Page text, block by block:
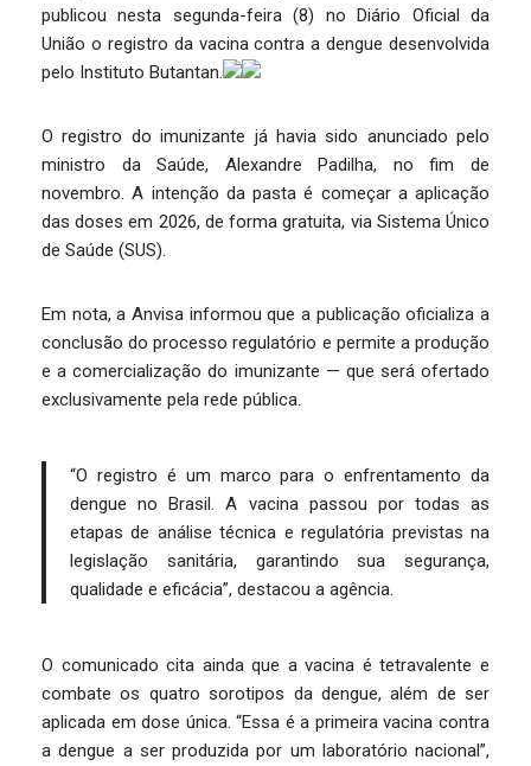
publicou nesta segunda-feira (8) no Diário Oficial da
União o registro da vacina contra a dengue desenvolvida
pelo Instituto Butantan.
O registro do imunizante já havia sido anunciado pelo
ministro da Saúde, Alexandre Padilha, no fim de
novembro. A intenção da pasta é começar a aplicação
das doses em 2026, de forma gratuita, via Sistema Único
de Saúde (SUS).
Em nota, a Anvisa informou que a publicação oficializa a
conclusão do processo regulatório e permite a produção
e a comercialização do imunizante — que será ofertado
exclusivamente pela rede pública.
“O registro é um marco para o enfrentamento da
dengue no Brasil. A vacina passou por todas as
etapas de análise técnica e regulatória previstas na
legislação sanitária, garantindo sua segurança,
qualidade e eficácia”, destacou a agência.
O comunicado cita ainda que a vacina é tetravalente e
combate os quatro sorotipos da dengue, além de ser
aplicada em dose única. “Essa é a primeira vacina contra
a dengue a ser produzida por um laboratório nacional”,